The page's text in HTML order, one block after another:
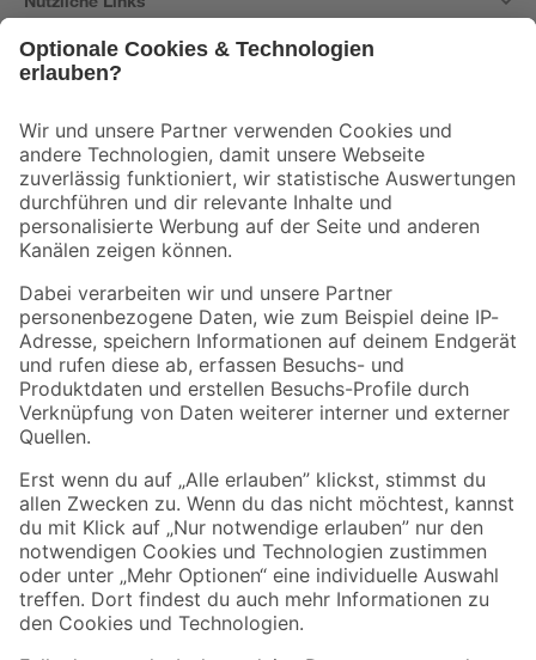
Der toom Newsletter: Keine Angebote und Aktionen mehr verpassen!
Zur Newsletter Anmeldung
Folge uns
Zahlungsarten Versandarten
Sicher einkaufen
Jetzt die toom-App herunterladen